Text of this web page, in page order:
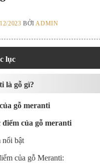
2023 BỞI ADMIN
lục
là gỗ gì?
gỗ meranti
của gỗ meranti
nổi bật
của gỗ Meranti: